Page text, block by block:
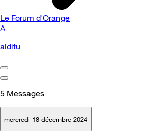
Le Forum d'Orange
A
alditu
5 Messages
mercredi 18 décembre 2024